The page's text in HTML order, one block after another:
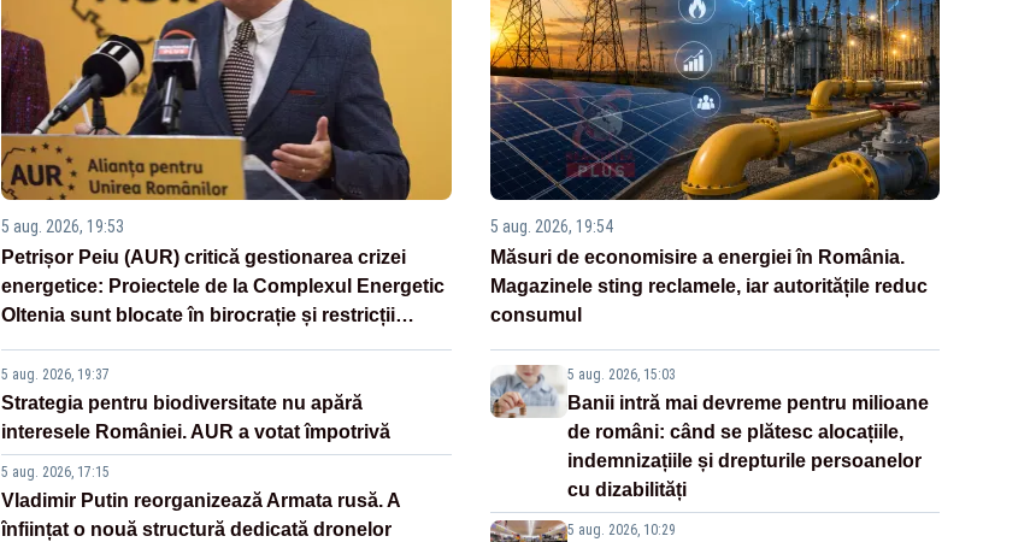
5 aug. 2026, 19:53
Petrișor Peiu (AUR) critică gestionarea crizei
energetice: Proiectele de la Complexul Energetic
Oltenia sunt blocate în birocrație și restricții
5 aug. 2026, 19:37
Strategia pentru biodiversitate nu apără
interesele României. AUR a votat împotrivă
5 aug. 2026, 17:15
Vladimir Putin reorganizează Armata rusă. A
înființat o nouă structură dedicată dronelor
5 aug. 2026, 19:54
Măsuri de economisire a energiei în România.
Magazinele sting reclamele, iar autoritățile reduc
consumul
5 aug. 2026, 15:03
Banii intră mai devreme pentru milioane
de români: când se plătesc alocațiile,
indemnizațiile și drepturile persoanelor
cu dizabilități
5 aug. 2026, 10:29